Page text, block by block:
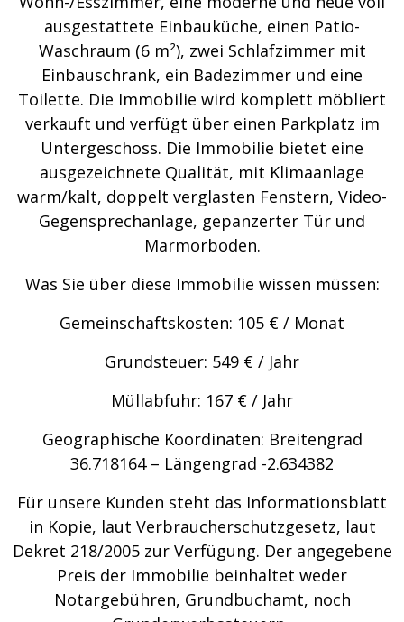
ausgestattete Einbauküche, einen Patio-
Waschraum (6 m²), zwei Schlafzimmer mit
Einbauschrank, ein Badezimmer und eine
Toilette. Die Immobilie wird komplett möbliert
verkauft und verfügt über einen Parkplatz im
Untergeschoss. Die Immobilie bietet eine
ausgezeichnete Qualität, mit Klimaanlage
warm/kalt, doppelt verglasten Fenstern, Video-
Gegensprechanlage, gepanzerter Tür und
Marmorboden.
Was Sie über diese Immobilie wissen müssen:
Gemeinschaftskosten: 105 € / Monat
Grundsteuer: 549 € / Jahr
Müllabfuhr: 167 € / Jahr
Geographische Koordinaten: Breitengrad
36.718164 – Längengrad -2.634382
Für unsere Kunden steht das Informationsblatt
in Kopie, laut Verbraucherschutzgesetz, laut
Dekret 218/2005 zur Verfügung. Der angegebene
Preis der Immobilie beinhaltet weder
Notargebühren, Grundbuchamt, noch